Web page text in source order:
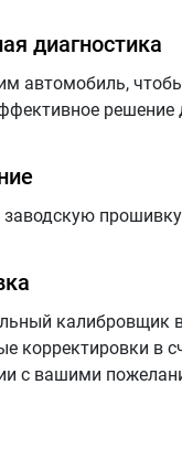
диагностика
автомобиль,
решение
прошивку
калибровщик
корректировки в
с вашими